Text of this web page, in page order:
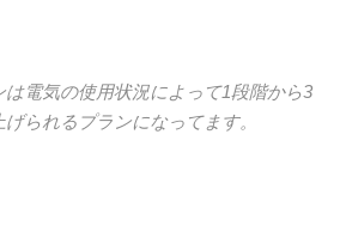
は電気の使用状況によって1段階から3
られるプランになってます。